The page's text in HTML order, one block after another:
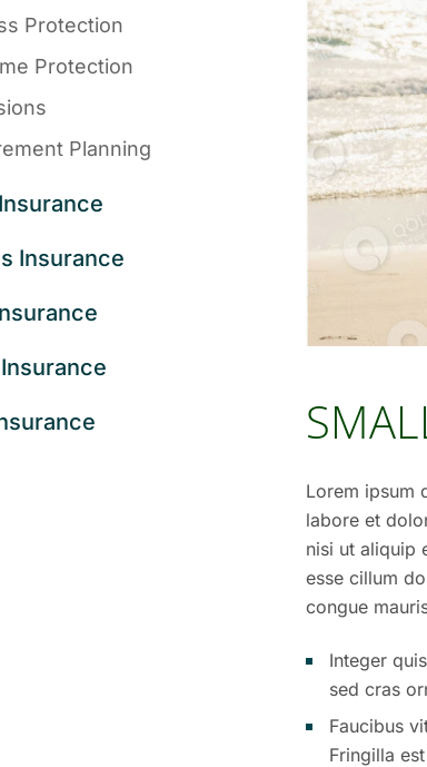
Lorem ipsum
labore et
nisi ut aliquip
esse cillum
congue
Integer
sed cras
Faucibus
Fringilla
Protection
Protection
Planning
Insurance